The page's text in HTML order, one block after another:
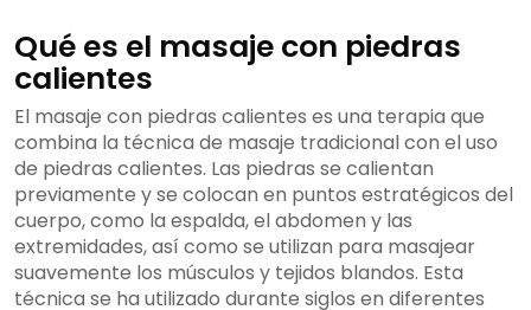
Qué es el masaje con piedras
calientes
El masaje con piedras calientes es una terapia que
combina la técnica de masaje tradicional con el uso
de piedras calientes. Las piedras se calientan
previamente y se colocan en puntos estratégicos del
cuerpo, como la espalda, el abdomen y las
extremidades, así como se utilizan para masajear
suavemente los músculos y tejidos blandos. Esta
técnica se ha utilizado durante siglos en diferentes